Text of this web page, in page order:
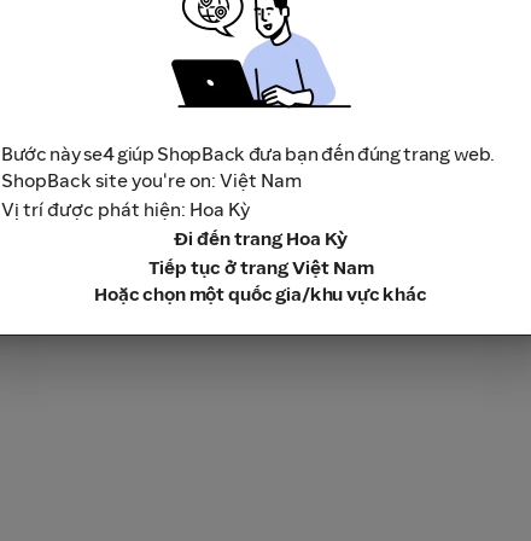
số 285 Cách Mạng
Bước này se4 giúp ShopBack đưa bạn đến đúng trang web.
ShopBack site you're on: Việt Nam
Vị trí được phát hiện: Hoa Kỳ
Đi đến trang Hoa Kỳ
Tiếp tục ở trang Việt Nam
Hoặc chọn một quốc gia/khu vực khác